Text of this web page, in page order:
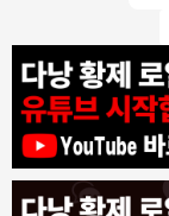
8/4/2026